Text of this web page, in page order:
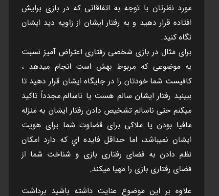
مورد نظرتان با توجه به اتفاقاتی که در بازی برايش
افتاده قرار دهيد و به رفتار ايشان از زاويه ديد ايشان
نگاه کنيد.
برای مثال در بازی شخصی رفتاری اعتراض آميز نسبت
به موضوعی که مربوط بهش است انجام ميدهد ،
کافيست شما خودتان را در جايگاه ايشان قرار دهيد تا
ببينيد رفتار ايشان سالم هست يا ناسالم.مجدداً تاکيد
ميکنم حتی ناسالم تشخيص دادن رفتار ايشان به منزله
مافيا بودن يا ملاکی برای قضاوت شما برای هويت
ايشان نميباشد، اما حداقل فايده اي که دارد امکان
نظم دادن به فضای رفتاری بازی و شناخت شما از
فضای رفتاری بازی را مهيا ميکند.
علاوه بر اين موضوع عنايت داشته باشيد برداشت